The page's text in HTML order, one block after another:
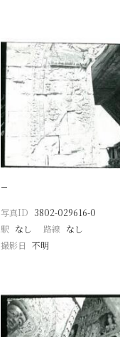
−
写真ID 3802-029616-0
駅 なし 路線 なし
撮影日 不明